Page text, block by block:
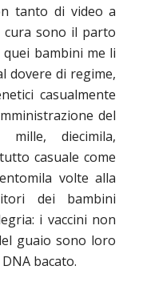
tanto di video a
cura sono il parto
quei bambini me li
dovere di regime,
casualmente
del
mille, diecimila,
casuale come
volte alla
dei bambini
i vaccini non
guaio sono loro
bacato.